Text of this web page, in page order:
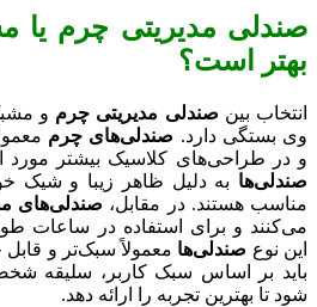
صندلی مدیریتی چرم یا
بهتر است؟
انتخاب بین صندلی مدیریتی چرم و
وی بستگی دارد. صندلی‌های چرم
و در طراحی‌های کلاسیک بیشتر مورد
صندلی‌ها به دلیل ظاهر زیبا و شیک
مناسب هستند. در مقابل، صندلی‌های
می‌کنند و برای استفاده در ساعات
این نوع صندلی‌ها معمولاً سبک‌تر و قابل
باید بر اساس سبک کاربر، سلیقه
شود تا بهترین تجربه را ارائه دهد.